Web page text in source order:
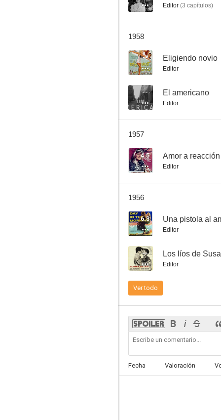
El Halcón inicia el vuelo
Amor a reacción
Law of the Plainsman
--
Editor (3 capítulos)
1958
-- Eligiendo novio
Editor
-- El americano
Editor
1957
4.5 Amor a reacción
Editor
1956
6.3 Una pistola al
Editor
-- Los líos de
Editor
Ver todo
Fecha Valoración